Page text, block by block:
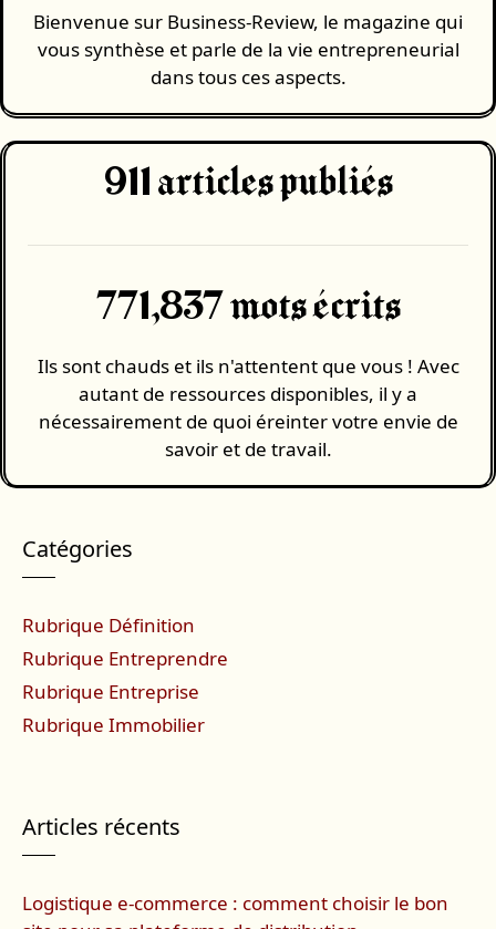
Bienvenue sur Business-Review, le magazine qui
vous synthèse et parle de la vie entrepreneurial
dans tous ces aspects.
911 articles publiés
771,837 mots écrits
Ils sont chauds et ils n'attentent que vous ! Avec
autant de ressources disponibles, il y a
nécessairement de quoi éreinter votre envie de
savoir et de travail.
Catégories
Rubrique Définition
Rubrique Entreprendre
Rubrique Entreprise
Rubrique Immobilier
Articles récents
Logistique e-commerce : comment choisir le bon